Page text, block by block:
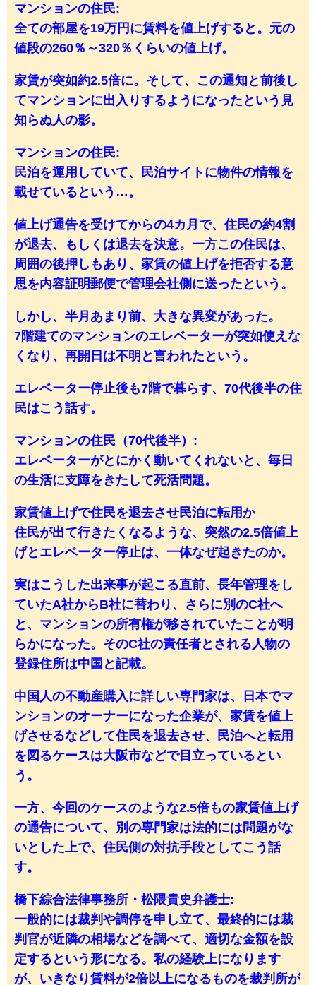
マンションの住民:
全ての部屋を19万円に賃料を値上げすると。元の
値段の260％～320％くらいの値上げ。
家賃が突如約2.5倍に。そして、この通知と前後し
てマンションに出入りするようになったという見
知らぬ人の影。
マンションの住民:
民泊を運用していて、民泊サイトに物件の情報を
載せているという…。
値上げ通告を受けてからの4カ月で、住民の約4割
が退去、もしくは退去を決意。一方この住民は、
周囲の後押しもあり、家賃の値上げを拒否する意
思を内容証明郵便で管理会社側に送ったという。
しかし、半月あまり前、大きな異変があった。
7階建てのマンションのエレベーターが突如使えな
くなり、再開日は不明と言われたという。
エレベーター停止後も7階で暮らす、70代後半の住
民はこう話す。
マンションの住民（70代後半）:
エレベーターがとにかく動いてくれないと、毎日
の生活に支障をきたして死活問題。
家賃値上げで住民を退去させ民泊に転用か
住民が出て行きたくなるような、突然の2.5倍値上
げとエレベーター停止は、一体なぜ起きたのか。
実はこうした出来事が起こる直前、長年管理をし
ていたA社からB社に替わり、さらに別のC社へ
と、マンションの所有権が移されていたことが明
らかになった。そのC社の責任者とされる人物の
登録住所は中国と記載。
中国人の不動産購入に詳しい専門家は、日本でマ
ンションのオーナーになった企業が、家賃を値上
げさせるなどして住民を退去させ、民泊へと転用
を図るケースは大阪市などで目立っているとい
う。
一方、今回のケースのような2.5倍もの家賃値上げ
の通告について、別の専門家は法的には問題がな
いとした上で、住民側の対抗手段としてこう話
す。
橋下綜合法律事務所・松隈貴史弁護士:
一般的には裁判や調停を申し立て、最終的には裁
判官が近隣の相場などを調べて、適切な金額を設
定するという形になる。私の経験上になります
が、いきなり賃料が2倍以上になるものを裁判所が